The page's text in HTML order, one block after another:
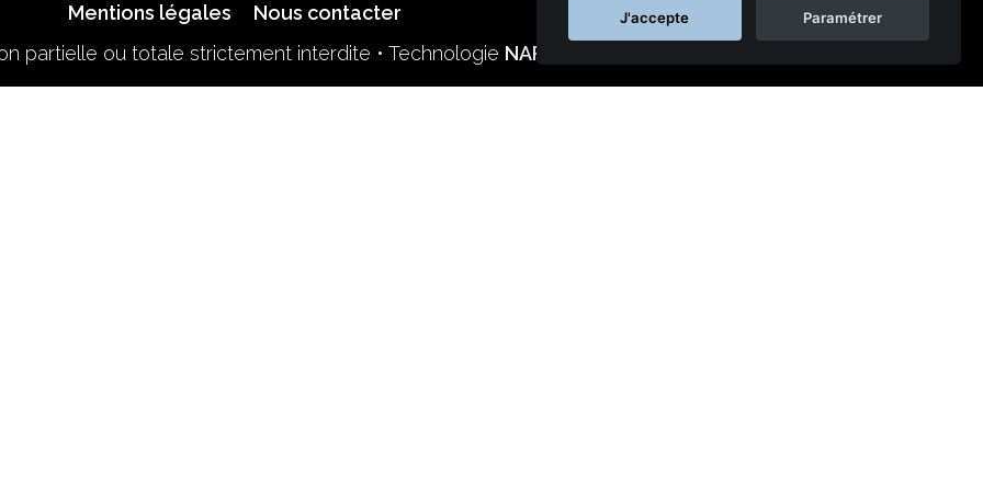
Mentions légales
Nous contacter
partielle ou totale strictement interdite • Technologie NAPSYS™
J'accepte Paramétrer